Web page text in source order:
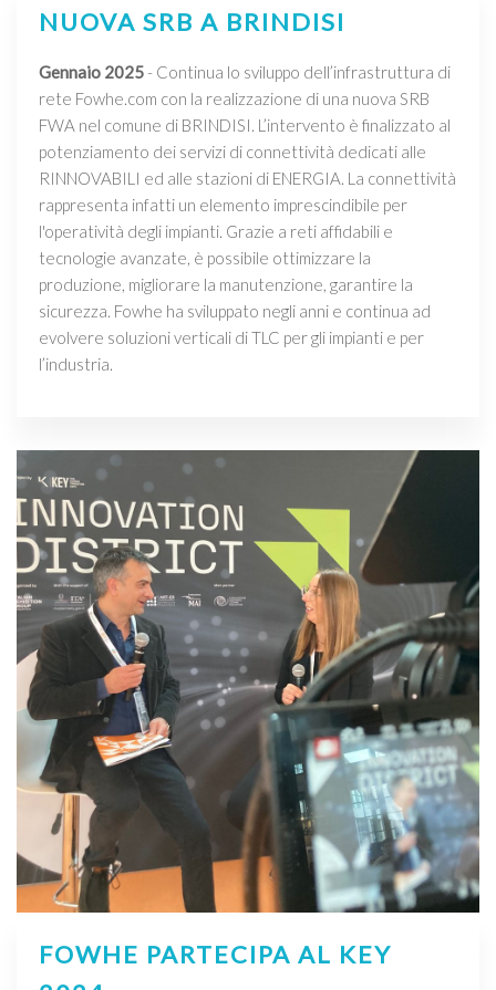
NUOVA SRB A BRINDISI
Gennaio 2025- Continua lo sviluppo dell’infrastruttura di
rete Fowhe.com con la realizzazione di una nuova SRB
FWA nel comune di BRINDISI. L’intervento è finalizzato al
potenziamento dei servizi di connettività dedicati alle
RINNOVABILI ed alle stazioni di ENERGIA. La connettività
rappresenta infatti un elemento imprescindibile per
l'operatività degli impianti. Grazie a reti affidabili e
tecnologie avanzate, è possibile ottimizzare la
produzione, migliorare la manutenzione, garantire la
sicurezza. Fowhe ha sviluppato negli anni e continua ad
evolvere soluzioni verticali di TLC per gli impianti e per
l’industria.
FOWHE PARTECIPA AL KEY